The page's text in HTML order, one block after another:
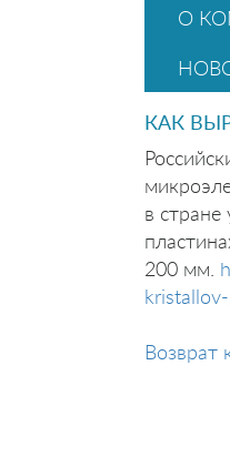
О
КАК
в
200 мм.
Возврат